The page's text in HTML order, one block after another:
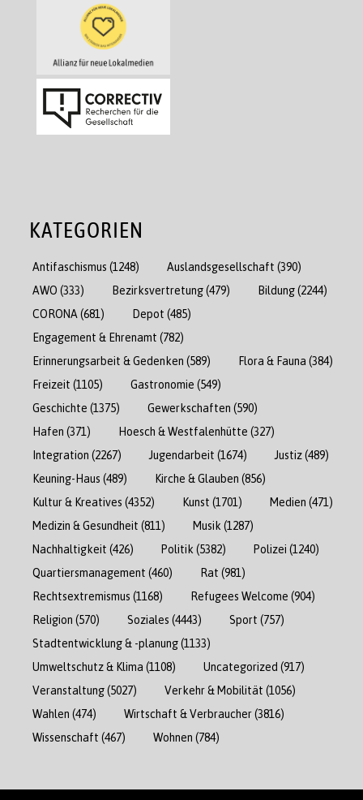
KATEGORIEN
Antifaschismus (1248) Auslandsgesellschaft (390)
AWO (333) Bezirksvertretung(479) Bildung(2244)
CORONA (681) Depot (485)
Engagement & Ehrenamt (782)
Erinnerungsarbeit & Gedenken (589) Flora & Fauna (384)
Freizeit (1105) Gastronomie (549)
Geschichte (1375) Gewerkschaften (590)
Hafen (371) Hoesch & Westfalenhütte (327)
Integration (2267) Jugendarbeit (1674) Justiz(489)
Keuning-Haus (489) Kirche & Glauben (856)
Kultur & Kreatives (4352) Kunst (1701) Medien (471)
Medizin & Gesundheit (811) Musik (1287)
Nachhaltigkeit (426) Politik (5382) Polizei (1240)
Quartiersmanagement (460) Rat (981)
Rechtsextremismus (1168) Refugees Welcome (904)
Religion (570) Soziales (4443) Sport (757)
Stadtentwicklung & -planung(1133)
Umweltschutz & Klima (1108) Uncategorized (917)
Veranstaltung(5027) Verkehr & Mobilität (1056)
Wahlen (474) Wirtschaft & Verbraucher(3816)
Wissenschaft (467) Wohnen (784)